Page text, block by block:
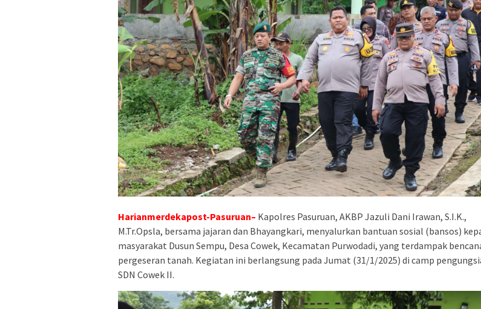
Harianmerdekapost-Pasuruan– Kapolres Pasuruan, AKBP Jazuli Dani Irawan, S.I.K.,
M.Tr.Opsla, bersama jajaran dan Bhayangkari, menyalurkan bantuan sosial (bansos)
masyarakat Dusun Sempu, Desa Cowek, Kecamatan Purwodadi, yang terdampak
pergeseran tanah. Kegiatan ini berlangsung pada Jumat (31/1/2025) di camp
SDN Cowek II.